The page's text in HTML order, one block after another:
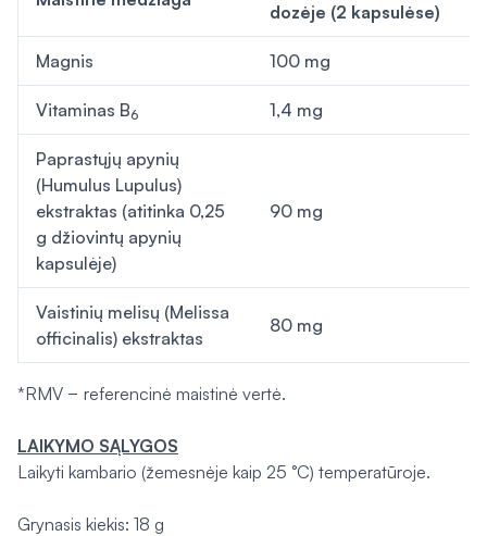
dozėje (2 kapsulėse)
Magnis 100 mg
Vitaminas B6 1,4 mg
Paprastųjų apynių
(Humulus Lupulus)
ekstraktas (atitinka 0,25
g džiovintų apynių
kapsulėje)
90 mg
Vaistinių melisų (Melissa
officinalis) ekstraktas
80 mg
*RMV − referencinė maistinė vertė.
LAIKYMO SĄLYGOS
Laikyti kambario (žemesnėje kaip 25 °C) temperatūroje.
Grynasis kiekis: 18 g